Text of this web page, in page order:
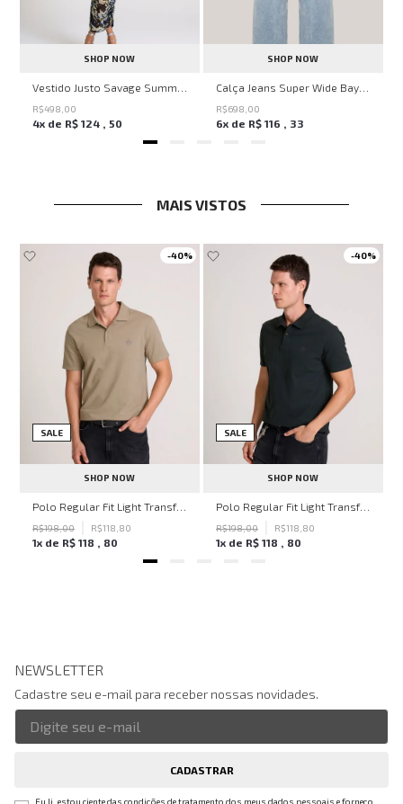
SHOP NOW
R$498 00
4x de R$ 124 , 50
SHOP NOW
R$698 00
6x de R$ 116 , 33
MAIS VISTOS
-40%
SALE
SHOP NOW
Polo Regular Fit Light Transfer Bege Médio John John Masculina
R$198,00 R$118,80
1x de R$ 118 , 80
-40%
SALE
SHOP NOW
Polo Regular Fit Light Transfer Verde Escuro John John Masculina
R$198,00 R$118,80
1x de R$ 118 , 80
NEWSLETTER
Cadastre seu e-mail para receber nossas novidades.
CADASTRAR
Eu li, estou ciente das condições de tratamento dos meus dados pessoais e forneço